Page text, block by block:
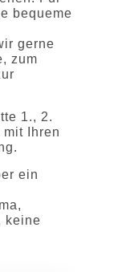
bequeme
gerne
zum
1., 2.
Ihren
ein
keine